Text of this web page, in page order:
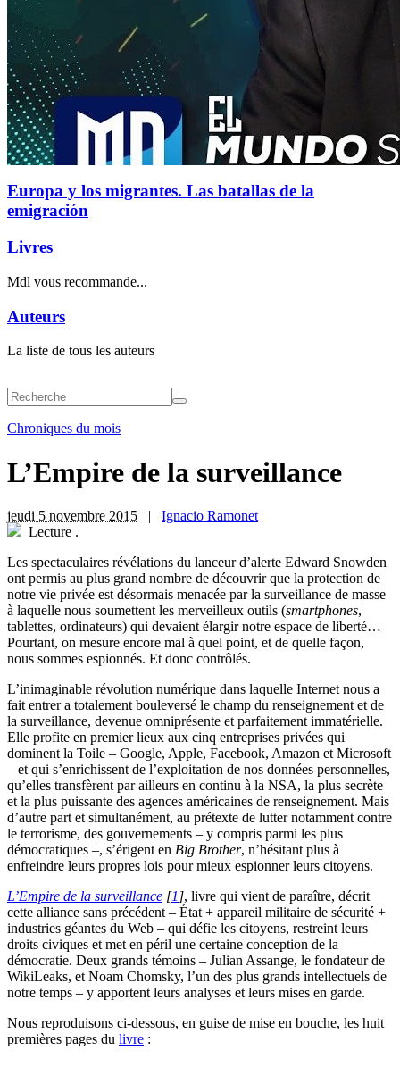
Europa y los migrantes. Las batallas de la
emigración
Livres
Mdl vous recommande...
Auteurs
La liste de tous les auteurs
Chroniques du mois
L’Empire de la surveillance
jeudi 5 novembre 2015 | Ignacio Ramonet
Lecture .
Les spectaculaires révélations du lanceur d’alerte Edward Snowden
ont permis au plus grand nombre de découvrir que la protection de
notre vie privée est désormais menacée par la surveillance de masse
à laquelle nous soumettent les merveilleux outils (smartphones,
tablettes, ordinateurs) qui devaient élargir notre espace de liberté…
Pourtant, on mesure encore mal à quel point, et de quelle façon,
nous sommes espionnés. Et donc contrôlés.
L’inimaginable révolution numérique dans laquelle Internet nous a
fait entrer a totalement bouleversé le champ du renseignement et de
la surveillance, devenue omniprésente et parfaitement immatérielle.
Elle profite en premier lieux aux cinq entreprises privées qui
dominent la Toile – Google, Apple, Facebook, Amazon et Microsoft
– et qui s’enrichissent de l’exploitation de nos données personnelles,
qu’elles transfèrent par ailleurs en continu à la NSA, la plus secrète
et la plus puissante des agences américaines de renseignement. Mais
d’autre part et simultanément, au prétexte de lutter notamment contre
le terrorisme, des gouvernements – y compris parmi les plus
démocratiques –, s’érigent en Big Brother, n’hésitant plus à
enfreindre leurs propres lois pour mieux espionner leurs citoyens.
L’Empire de la surveillance [1 ], livre qui vient de paraître, décrit
cette alliance sans précédent – État + appareil militaire de sécurité +
industries géantes du Web – qui défie les citoyens, restreint leurs
droits civiques et met en péril une certaine conception de la
démocratie. Deux grands témoins – Julian Assange, le fondateur de
WikiLeaks, et Noam Chomsky, l’un des plus grands intellectuels de
notre temps – y apportent leurs analyses et leurs mises en garde.
Nous reproduisons ci-dessous, en guise de mise en bouche, les huit
premières pages du livre :